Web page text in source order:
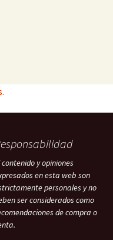
contenido y opiniones
en esta web son
personales y no
ser considerados como
de compra o